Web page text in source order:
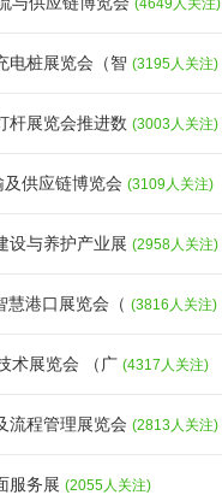
(4649人关注)
电桩展览会（智 (3195人关注)
杆展览会推进数 (3003人关注)
供应链博览会 (3109人关注)
设与养护产业展 (2958人关注)
慧港口展览会（ (3816人关注)
术展览会 （广 (4317人关注)
流程管理展览会 (2813人关注)
服务展 (2055人关注)